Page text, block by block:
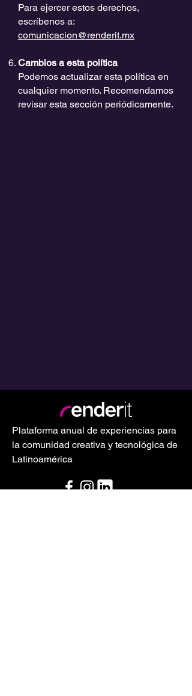
Para ejercer estos derechos,
escríbenos a:
comunicacion@renderit.mx
Cambios a esta política
Podemos actualizar esta política en
cualquier momento. Recomendamos
revisar esta sección periódicamente.
Plataforma anual de experiencias para
la comunidad creativa y tecnológica de
Latinoamérica